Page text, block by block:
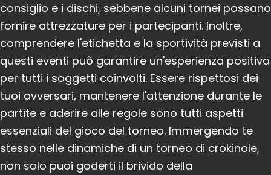
consiglio e i dischi, sebbene alcuni tornei possano
fornire attrezzature per i partecipanti. Inoltre,
comprendere l'etichetta e la sportività previsti a
questi eventi può garantire un'esperienza positiva
per tutti i soggetti coinvolti. Essere rispettosi dei
tuoi avversari, mantenere l'attenzione durante le
partite e aderire alle regole sono tutti aspetti
essenziali del gioco del torneo. Immergendo te
stesso nelle dinamiche di un torneo di crokinole,
non solo puoi goderti il ​​brivido della